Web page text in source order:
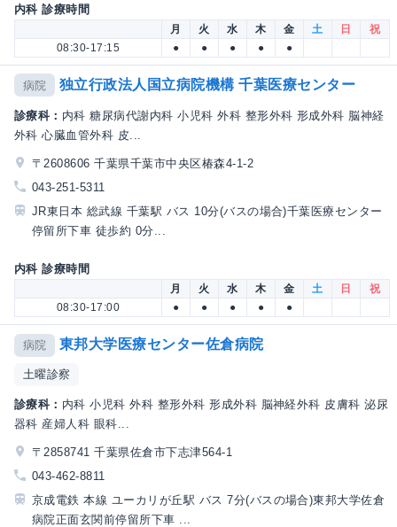
内科 診療時間
月 火 水 木 金 土 日
祝
08:30-17:15
● ● ● ● ●
病院 独立行政法人国立病院機構 千葉医療センター
診療科： 内科 糖尿病代謝内科 小児科 外科 整形外科 形成外科 脳神経
外科 心臓血管外科 皮...
〒2608606 千葉県千葉市中央区椿森4-1-2
043-251-5311
JR東日本 総武線 千葉駅 バス 10分(バスの場合)千葉医療センター
停留所下車 徒歩約 0分...
内科 診療時間
月 火 水 木 金 土 日
祝
08:30-17:00
● ● ● ● ●
病院 東邦大学医療センター佐倉病院
土曜診察
診療科： 内科 小児科 外科 整形外科 形成外科 脳神経外科 皮膚科 泌尿
器科 産婦人科 眼科...
〒2858741 千葉県佐倉市下志津564-1
043-462-8811
京成電鉄 本線 ユーカリが丘駅 バス 7分(バスの場合)東邦大学佐倉
病院正面玄関前停留所下車 ...